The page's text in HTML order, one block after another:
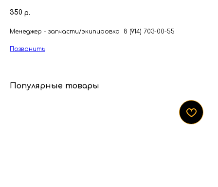
350 р.
Менеджер - запчасти/экипировка 8 (914) 703-00-55
Позвонить
Популярные товары